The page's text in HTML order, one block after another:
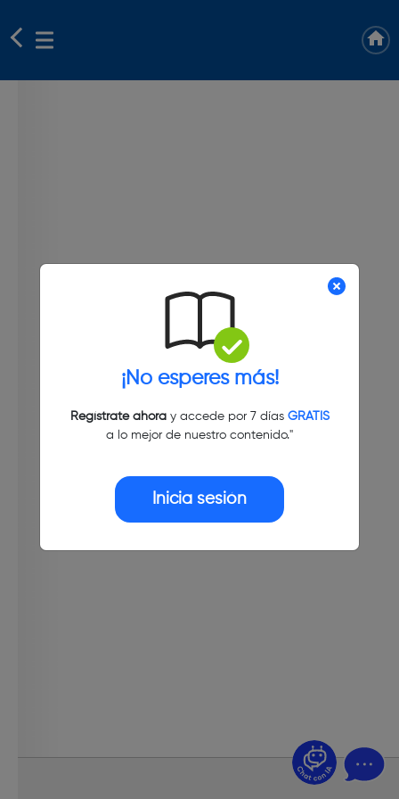
¡No esperes más!
Regístrate ahoray accede por 7 días GRATIS
a lo mejor de nuestro contenido."
Inicia sesión